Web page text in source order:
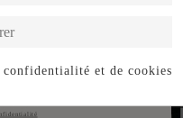
et de cookies